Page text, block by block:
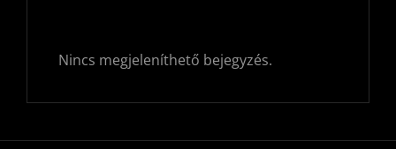
Nincs megjeleníthető bejegyzés.